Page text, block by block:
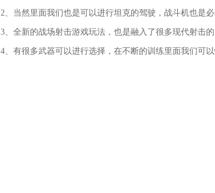
2、当然里面我们也是可以进行坦克的驾驶，战斗机也是必
3、全新的战场射击游戏玩法，也是融入了很多现代射击
4、有很多武器可以进行选择，在不断的训练里面我们可以